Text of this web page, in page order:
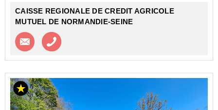
CAISSE REGIONALE DE CREDIT AGRICOLE
MUTUEL DE NORMANDIE-SEINE
Contacter l'agence